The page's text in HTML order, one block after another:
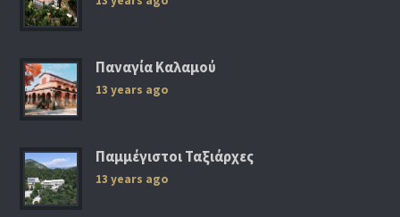
Παναγία Καλαμού
13 years ago
Παμμέγιστοι Ταξιάρχες
13 years ago